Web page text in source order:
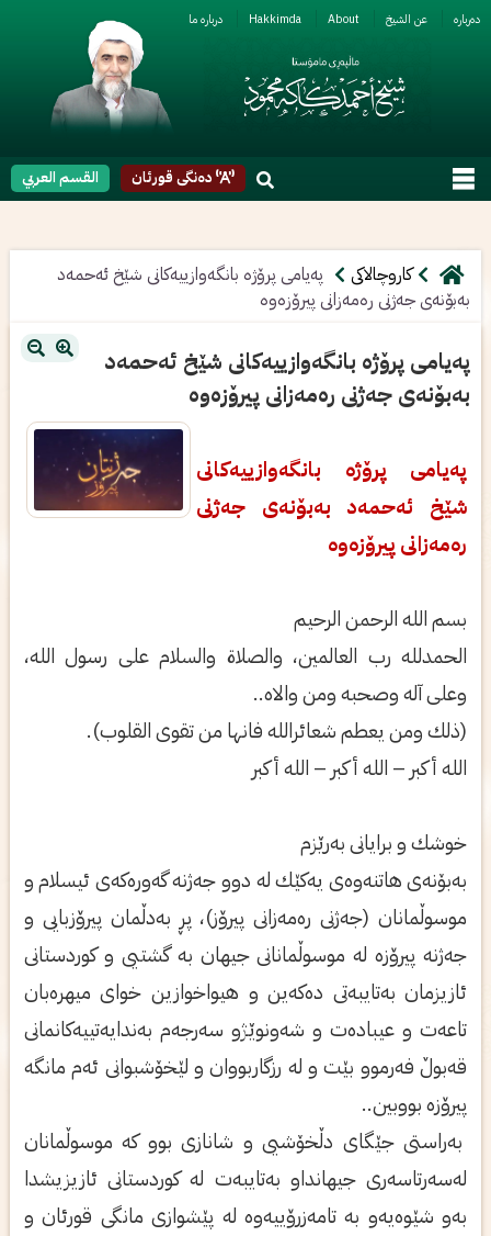
عن الشیخ Hakkimda About دربارە ما
القسم العربي دەنگی قورئان
کاروچالاکی
په‌یامی‌ پرۆژە بانگەوازييەكانى‌ شێخ ئه‌حمه‌د
به‌بۆنه‌ی‌ جه‌ژنی‌ ره‌مه‌زانی‌ پیرۆزه‌وه‌
په‌یامی‌ پرۆژە بانگەوازييەكانى‌ شێخ ئه‌حمه‌د
به‌بۆنه‌ی‌ جه‌ژنی‌ ره‌مه‌زانی‌ پیرۆزه‌وه‌
په‌یامی‌ پرۆژە بانگەوازييەكانى‌
شێخ ئه‌حمه‌د به‌بۆنه‌ی‌ جه‌ژنی‌
ره‌مه‌زانی‌ پیرۆزه‌وه‌
بسم الله الرحمن الرحیم
الحمدلله رب العالمین، والصلاة والسلام علی‌ رسول الله،
وعلی‌ آله وصحبه ومن والاه..
(ذلك ومن یعطم شعائرالله فانها من تقوی‌ القلوب).
الله أكبر – الله أكبر – الله أكبر
خوشك و برایانی‌ به‌رێزم
به‌بۆنه‌ی ھاتنه‌وه‌ی یه‌كێك له‌ دوو جه‌ژنه‌ گه‌وره‌كه‌ی ئیسلام و
موسوڵمانان (جه‌ژنی ره‌مه‌زانی پیرۆز)، پڕ به‌دڵمان پیرۆزبایی و
جه‌ژنه‌ پیرۆزه‌ له‌ موسوڵمانانی جیھان به‌ گشتیی و كوردستانی
ئازیزمان به‌تایبه‌تی ده‌كه‌ین و ھیواخوازین خوای میھره‌بان
تاعه‌ت و عیباده‌ت و شه‌ونوێژو سه‌رجه‌م به‌ندایه‌تییه‌كانمانی
قه‌بوڵ فه‌رموو بێت و له‌ رزگاربووان و لێخۆشبوانی ئه‌م مانگه‌
پیرۆزه‌ بووبین..
به‌راستی جێگای دڵخۆشیی و شانازی بوو كه‌ موسوڵمانان
له‌سه‌رتاسه‌ری جیھانداو به‌تایبه‌ت له‌ كوردستانی ئازیزیشدا
به‌و شێوه‌یه‌و به‌ تامه‌زرۆییه‌وه‌ له‌ پێشوازی مانگی قورئان و